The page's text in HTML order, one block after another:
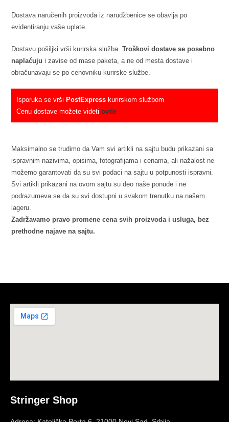
Dostava naručenih proizvoda iz narudžbenice se obavlja po
evidentiranju vaše uplate.
Dostavu pošiljki vrši kurirska služba.Troškovi dostave se posebno
naplaćuju i zavise od mase paketa, a ne od mesta dostave i
obračunavaju se po cenovniku kurirske službe.
Isporuka se vrši PostExpress kurirskom službom
Cenu dostave možete videtiovde
Maksimalno se trudimo da Vam svi artikli na sajtu budu prikazani sa
ispravnim nazivima, opisima, fotografijama i cenama, ali nažalost ne
možemo garantovati da su svi podaci na sajtu u potpunosti ispravni.
Svi artikli prikazani na ovom sajtu su deo naše ponude i ne
podrazumeva se da su svi dostupni u svakom trenutku na našem
lageru.
Zadržavamo pravo promene cena svih proizvoda i usluga, bez
prethodne najave na sajtu.
Stringer Shop